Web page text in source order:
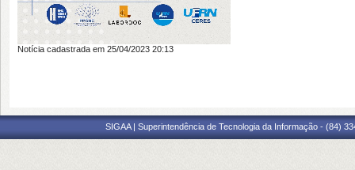
Notícia cadastrada em 25/04/2023 20:13
SIGAA | Superintendência de Tecnologia da Informação - (84)